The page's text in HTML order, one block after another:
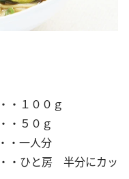
・１００ｇ
・５０ｇ
・一人分
・ひと房 半分にカッ